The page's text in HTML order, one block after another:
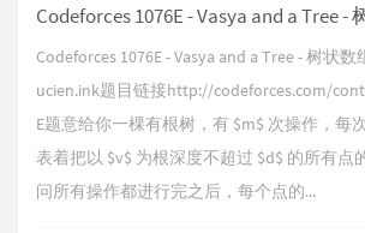
Codeforces 1076E - Vasya and a Tree -
Codeforces 1076E - Vasya and a Tree - 树状
ucien.ink题目链接http://codeforces.com/
E题意给你一棵有根树，有 $m$ 次操作，每
表着把以 $v$ 为根深度不超过 $d$ 的所有点
问所有操作都进行完之后，每个点的...